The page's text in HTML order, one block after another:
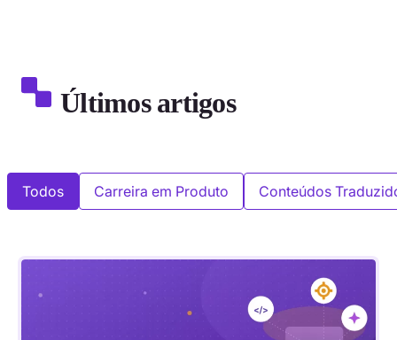
Últimos artigos
Todos Carreira em Produto Conteúdos